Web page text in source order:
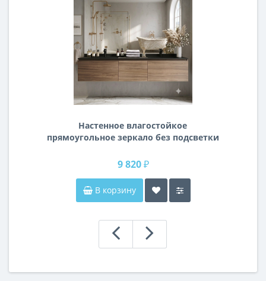
Настенное влагостойкое
прямоугольное зеркало без подсветки
9 820 ₽
В корзину